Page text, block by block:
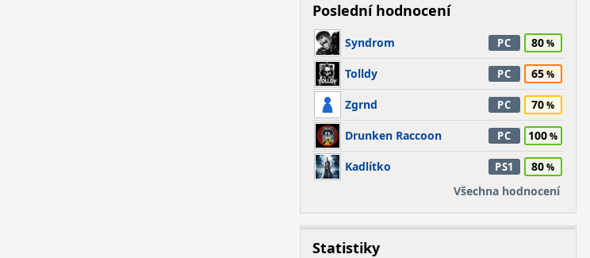
Poslední hodnocení
Syndrom PC 80
Tolldy PC 65
Zgrnd PC 70
Drunken Raccoon PC 100
Kadlítko PS1
80
Všechna hodnocení
Statistiky